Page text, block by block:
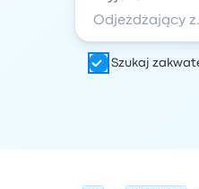
Szukaj